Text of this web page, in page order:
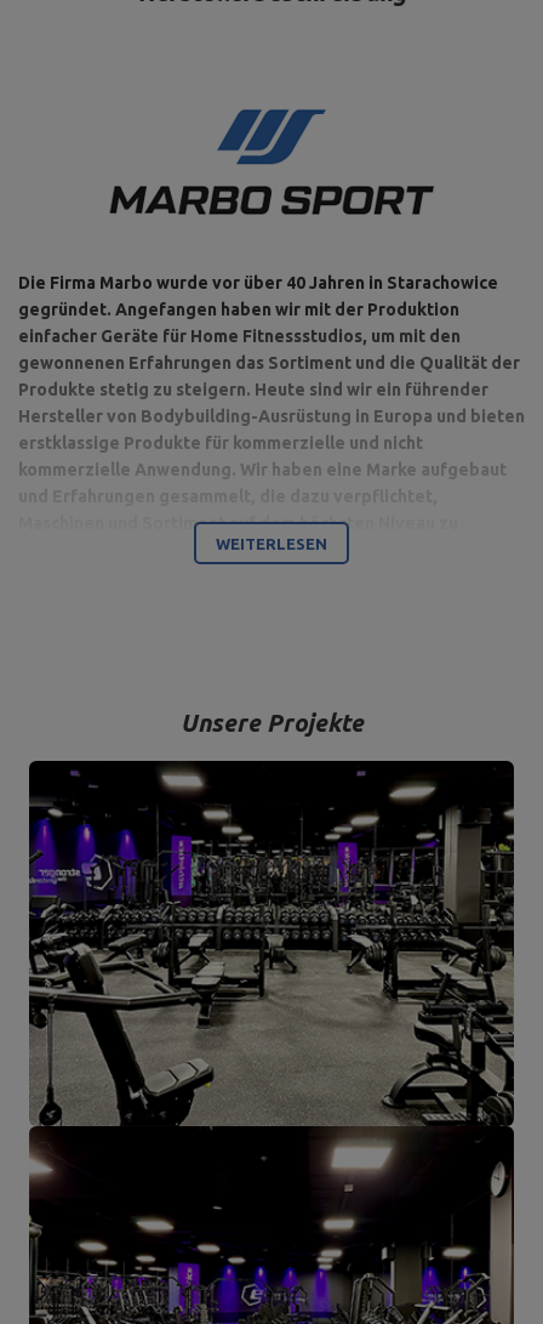
Die Firma Marbo wurde vor über 40 Jahren in Starachowice
gegründet. Angefangen haben wir mit der Produktion
einfacher Geräte für Home Fitnessstudios, um mit den
gewonnenen Erfahrungen das Sortiment und die Qualität der
Produkte stetig zu steigern. Heute sind wir ein führender
Hersteller von Bodybuilding-Ausrüstung in Europa und bieten
erstklassige Produkte für kommerzielle und nicht
kommerzielle Anwendung. Wir haben eine Marke aufgebaut
Maschinen und Sortiment auf dem höchsten Niveau zu
Starachowice in der Woiwodschaft Świętokrzyskie. Hier befinden
sich unsere Büroräume und die Produktions- und Lagerhallen. Von
hier aus werden alle Formen des Online-Verkaufs und der Kontakt
mit unseren Kunden gesteuert. Von hier aus werden auch unsere
Produkte für einzelne Empfänger und Partnergeschäfte geschickt.
Das Herz unseres Unternehmens liegt in Starachowice und das ist
die Ortschaft, wo alles anfängt.
WEITERLESEN
Unsere Projekte